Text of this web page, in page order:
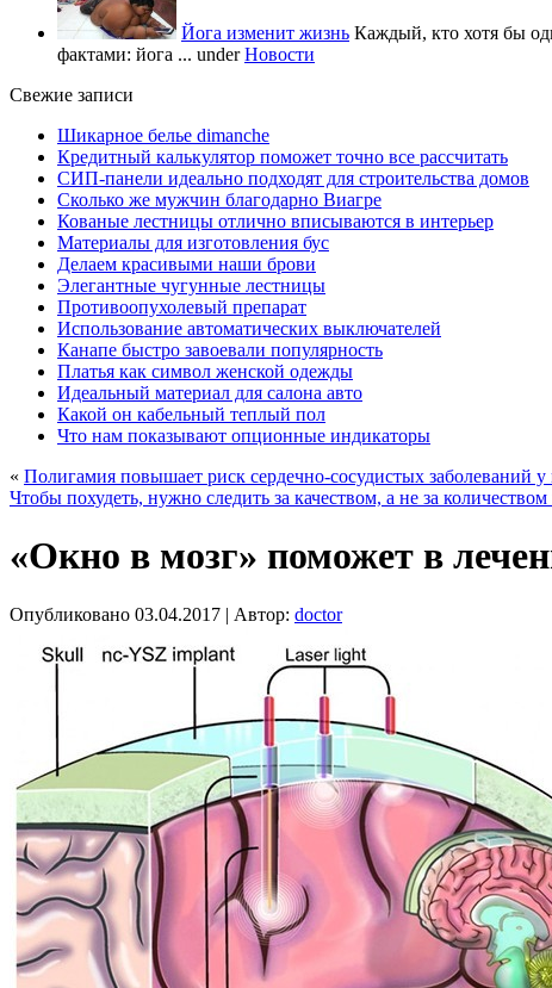
Йога изменит жизнь Каждый, кто хотя бы
фактами: йога ... underНовости
Свежие записи
Шикарное белье dimanche
Кредитный калькулятор поможет точно все рассчитать
СИП-панели идеально подходят для строительства домов
Сколько же мужчин благодарно Виагре
Кованые лестницы отлично вписываются в интерьер
Материалы для изготовления бус
Делаем красивыми наши брови
Элегантные чугунные лестницы
Противоопухолевый препарат
Использование автоматических выключателей
Канапе быстро завоевали популярность
Платья как символ женской одежды
Идеальный материал для салона авто
Какой он кабельный теплый пол
Что нам показывают опционные индикаторы
« Полигамия повышает риск сердечно-сосудистых заболеваний
Чтобы похудеть, нужно следить за качеством, а не за
«Окно в мозг» поможет в
Опубликовано 03.04.2017 | Автор: doctor